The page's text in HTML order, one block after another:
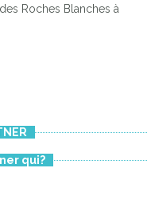
Roches Blanches à
qui?